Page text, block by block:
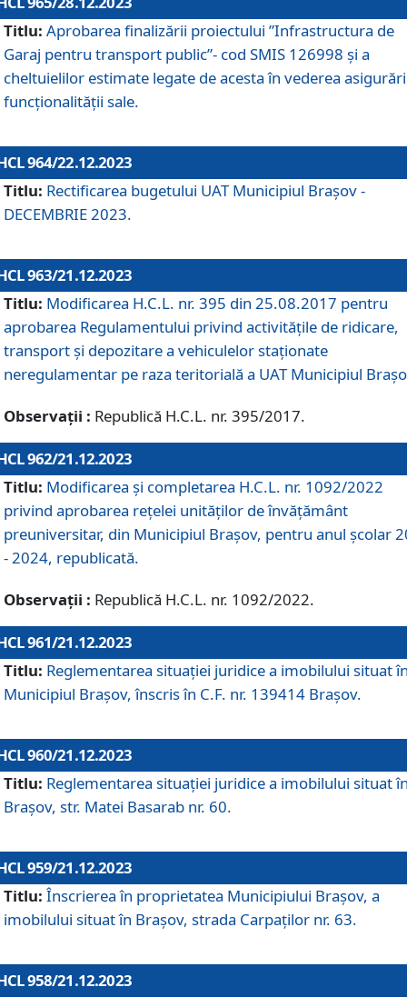
Titlu: Aprobarea finalizării proiectului ”Infrastructura de
Garaj pentru transport public”- cod SMIS 126998 și a
cheltuielilor estimate legate de acesta în vederea
funcționalității sale.
964/22.12.2023
Titlu: Rectificarea bugetului UAT Municipiul Braşov -
DECEMBRIE 2023.
963/21.12.2023
Titlu: Modificarea H.C.L. nr. 395 din 25.08.2017 pentru
aprobarea Regulamentului privind activitățile de ridicare,
transport şi depozitare a vehiculelor staționate
neregulamentar pe raza teritorială a UAT Municipiul
Observații : Republică H.C.L. nr. 395/2017.
962/21.12.2023
Titlu: Modificarea și completarea H.C.L. nr. 1092/2022
privind aprobarea rețelei unităților de învăţământ
preuniversitar, din Municipiul Braşov, pentru anul școlar
- 2024, republicată.
Observații : Republică H.C.L. nr. 1092/2022.
961/21.12.2023
Titlu: Reglementarea situației juridice a imobilului situat
Municipiul Brașov, înscris în C.F. nr. 139414 Brașov.
960/21.12.2023
Titlu: Reglementarea situației juridice a imobilului situat
Brașov, str. Matei Basarab nr. 60.
959/21.12.2023
Titlu: Înscrierea în proprietatea Municipiului Brașov, a
imobilului situat în Brașov, strada Carpaților nr. 63.
958/21.12.2023